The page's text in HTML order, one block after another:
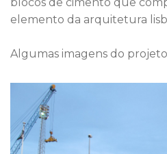
elemento da arquitetura
Algumas imagens do